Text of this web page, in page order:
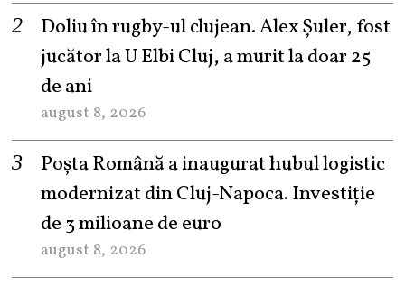
Doliu în rugby-ul clujean. Alex Șuler, fost
jucător la U Elbi Cluj, a murit la doar 25
de ani
august 8, 2026
Poșta Română a inaugurat hubul logistic
modernizat din Cluj-Napoca. Investiție
de 3 milioane de euro
august 8, 2026